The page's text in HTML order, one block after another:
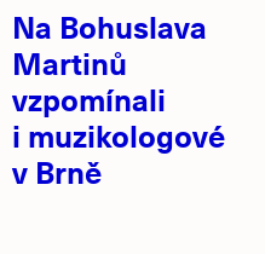
Na Bohuslava
Martinů
vzpomínali
i muzikologové
v Brně